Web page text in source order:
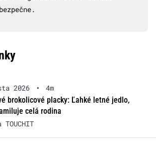
2026 •
4m
brokolicové placky: Ľahké letné jedlo,
celá rodina